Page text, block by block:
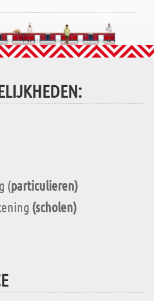
(particulieren)
(scholen)